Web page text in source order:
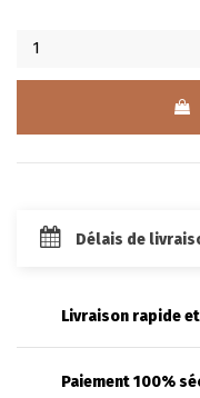
Délais de
Livraison rapide
Paiement 100%